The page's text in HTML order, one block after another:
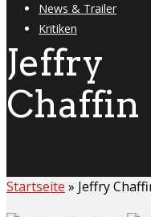
News & Trailer
Kritiken
Jeffry
Chaffin
Startseite » Jeffry